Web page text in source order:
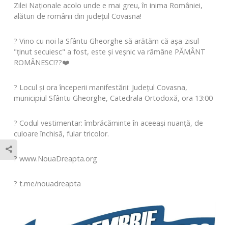
Zilei Naționale acolo unde e mai greu, în inima României,
alături de românii din județul Covasna!
? Vino cu noi la Sfântu Gheorghe să arătăm că așa-zisul
"ținut secuiesc" a fost, este și veșnic va rămâne PĂMÂNT
ROMÂNESC!??❤️
? Locul și ora începerii manifestării: Județul Covasna,
municipiul Sfântu Gheorghe, Catedrala Ortodoxă, ora 13:00
? Codul vestimentar: îmbrăcăminte în aceeași nuanță, de
culoare închisă, fular tricolor.
? www.NouaDreapta.org
? t.me/nouadreapta